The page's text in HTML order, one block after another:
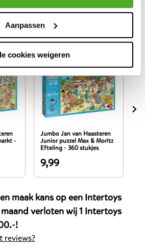
cookies verwijzen wij naar onze
Aanpassen
cookies weigeren
ook
-
Jumbo Jan van Haasteren
Junior puzzel Max & Moritz
Efteling - 360 stukjes
De
prijs
van
dit
product
9,99
en maak kans op een Intertoys
verloten wij 1 Intertoys
!
reviews?